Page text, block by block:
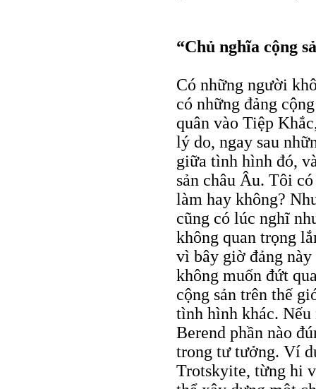
“Chủ nghĩa cộng
Có những người
có những đảng
quân vào Tiệp
lý do, ngay sau
giữa tình hình đó,
sản châu Âu. Tôi
làm hay không?
cũng có lúc nghĩ
không quan trọng
vì bây giờ đảng
không muốn đứt
cộng sản trên thế
tình hình khác.
Berend phần nào
trong tư tưởng. Ví
Trotskyite, từng hi